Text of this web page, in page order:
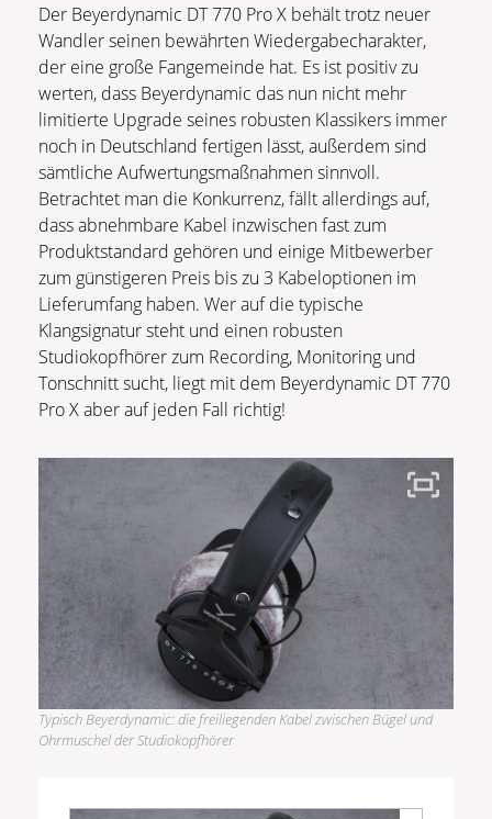
Der Beyerdynamic DT 770 Pro X behält trotz neuer
Wandler seinen bewährten Wiedergabecharakter,
der eine große Fangemeinde hat. Es ist positiv zu
werten, dass Beyerdynamic das nun nicht mehr
limitierte Upgrade seines robusten Klassikers immer
noch in Deutschland fertigen lässt, außerdem sind
sämtliche Aufwertungsmaßnahmen sinnvoll.
Betrachtet man die Konkurrenz, fällt allerdings auf,
dass abnehmbare Kabel inzwischen fast zum
Produktstandard gehören und einige Mitbewerber
zum günstigeren Preis bis zu 3 Kabeloptionen im
Lieferumfang haben. Wer auf die typische
Klangsignatur steht und einen robusten
Studiokopfhörer zum Recording, Monitoring und
Tonschnitt sucht, liegt mit dem Beyerdynamic DT 770
Pro X aber auf jeden Fall richtig!
Typisch Beyerdynamic: die freiliegenden Kabel zwischen Bügel und
Ohrmuschel der Studiokopfhörer